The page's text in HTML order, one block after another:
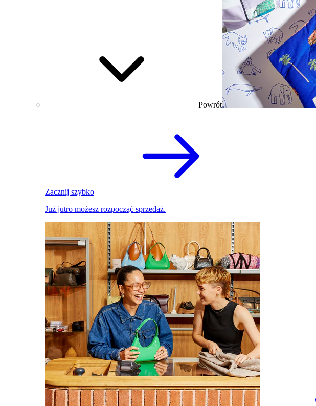
Powrót
Zacznij szybko
Już jutro możesz rozpocząć sprzedaż.